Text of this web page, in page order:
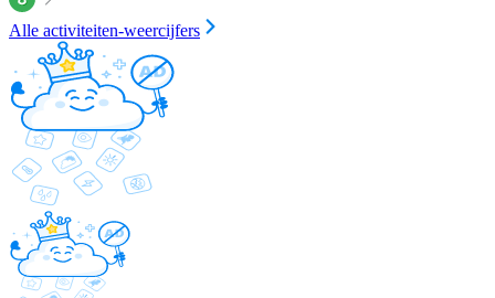
Alle activiteiten-weercijfers